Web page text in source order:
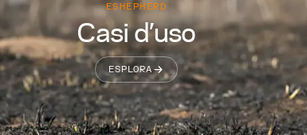
ESHEPHERD
Casi d’uso
ESPLORA